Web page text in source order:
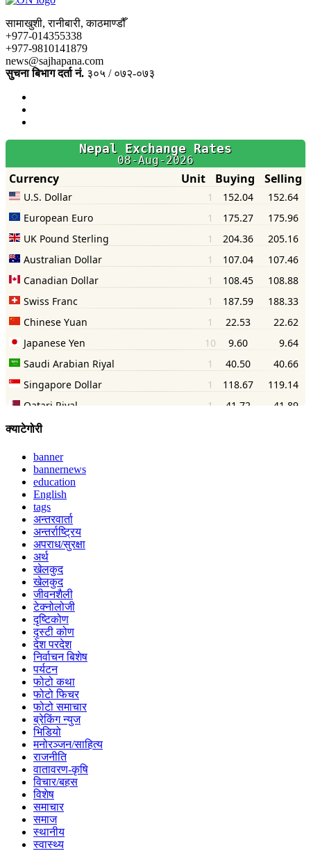
सामाखुशी, रानीबारी, काठमाण्डौँ
+977-014355338
+977-9810141879
news@sajhapana.com
सुचना बिभाग दर्ता नं. ३०५ / ०७२-०७३
क्याटेगोरी
banner
bannernews
education
English
tags
अन्तरवार्ता
अन्तर्राष्ट्रिय
अपराध/सुरक्षा
अर्थ
खेलकुद
खेलकुद
जीवनशैली
टेक्नोलोजी
दृष्टिकोण
दृस्टी कोण
देश परदेश
निर्वाचन बिशेष
पर्यटन
फोटो कथा
फोटो फिचर
फोटो समाचार
ब्रेकिंग न्युज
भिडियो
मनोरञ्जन/साहित्य
राजनीति
वातावरण-कृषि
विचार/बहस
विशेष
समाचार
समाज
स्थानीय
स्वास्थ्य